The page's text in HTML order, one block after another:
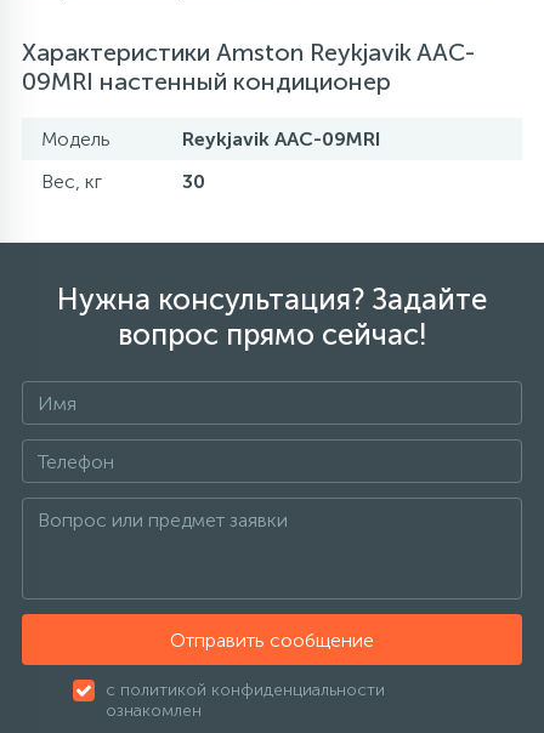
Характеристики Amston Reykjavik AAC-
09MRI настенный кондиционер
Модель
Reykjavik AAC-09MRI
Вес, кг
30
Нужна консультация? Задайте
вопрос прямо сейчас!
Отправить сообщение
с политикой конфиденциальности
ознакомлен